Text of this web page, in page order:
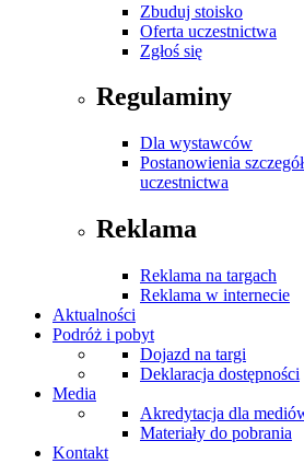
Zbuduj stoisko
Oferta uczestnictwa
Zgłoś się
Regulaminy
Dla wystawców
Postanowienia
uczestnictwa
Reklama
Reklama na targach
Reklama w internecie
Aktualności
Podróż i pobyt
Dojazd na targi
Deklaracja dostępności
Media
Akredytacja dla
Materiały do pobrania
Kontakt